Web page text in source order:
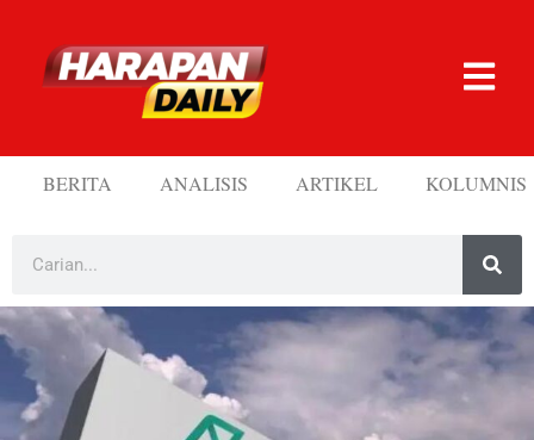
BERITA ANALISIS ARTIKEL KOLUMNIS